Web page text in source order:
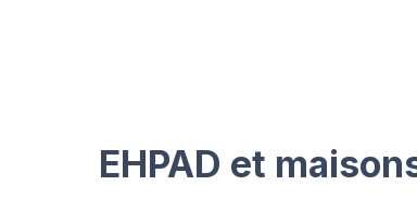
EHPAD et